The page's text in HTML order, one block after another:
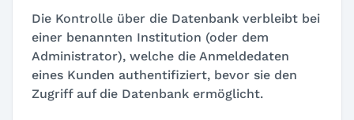
Die Kontrolle über die Datenbank verbleibt bei
einer benannten Institution (oder dem
Administrator), welche die Anmeldedaten
eines Kunden authentifiziert, bevor sie den
Zugriff auf die Datenbank ermöglicht.